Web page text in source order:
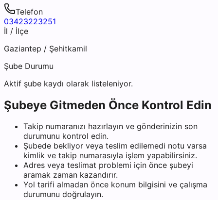
Telefon
03423223251
İl / İlçe
Gaziantep / Şehitkamil
Şube Durumu
Aktif şube kaydı olarak listeleniyor.
Şubeye Gitmeden Önce Kontrol Edin
Takip numaranızı hazırlayın ve gönderinizin son
durumunu kontrol edin.
Şubede bekliyor veya teslim edilemedi notu varsa
kimlik ve takip numarasıyla işlem yapabilirsiniz.
Adres veya teslimat problemi için önce şubeyi
aramak zaman kazandırır.
Yol tarifi almadan önce konum bilgisini ve çalışma
durumunu doğrulayın.